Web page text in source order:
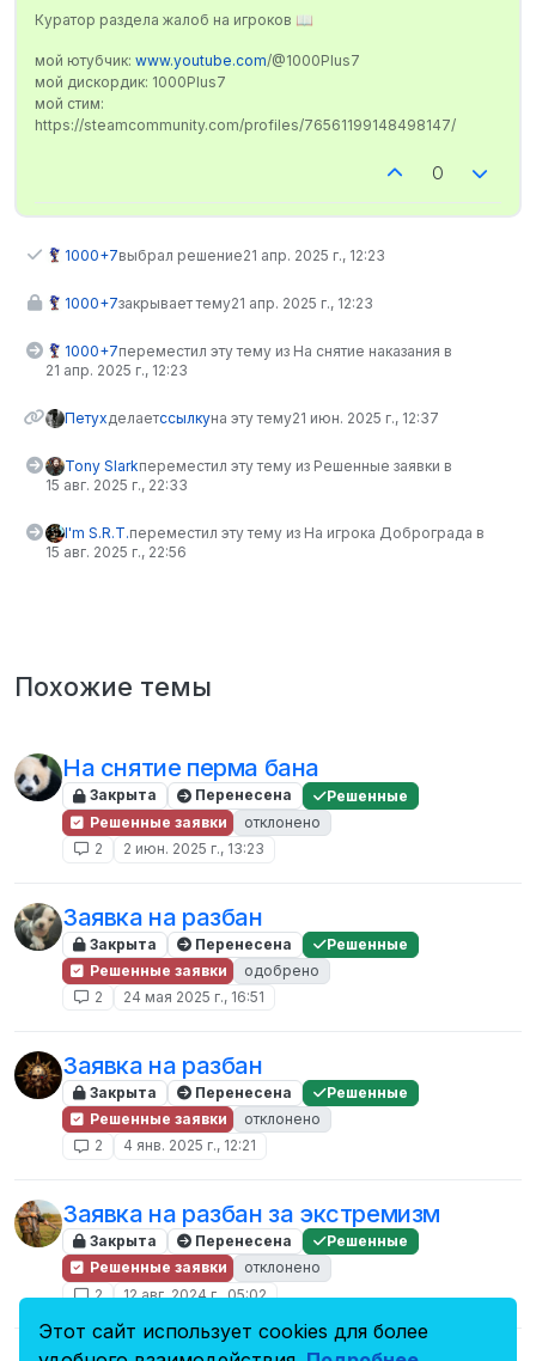
Куратор раздела жалоб на игроков 📖
мой ютубчик: www.youtube.com/@1000Plus7
мой дискордик: 1000Plus7
мой стим:
https://steamcommunity.com/profiles/76561199148498147/
0
1000+7выбрал решение21 апр. 2025 г., 12:23
1000+7закрывает тему21 апр. 2025 г., 12:23
1000+7переместил эту тему из На снятие наказания в
21 апр. 2025 г., 12:23
Петухделаетссылкуна эту тему21 июн. 2025 г., 12:37
Tony Slarkпереместил эту тему из Решенные заявки в
15 авг. 2025 г., 22:33
I'm S.R.T.переместил эту тему из На игрока Доброграда в
15 авг. 2025 г., 22:56
Похожие темы
На снятие перма бана
Закрыта Перенесена
Решенные
Решенные заявки
отклонено
2
2 июн. 2025 г., 13:23
Заявка на разбан
Закрыта Перенесена
Решенные
Решенные заявки
одобрено
2
24 мая 2025 г., 16:51
Заявка на разбан
Закрыта Перенесена
Решенные
Решенные заявки
отклонено
2
4 янв. 2025 г., 12:21
Заявка на разбан за экстремизм
Закрыта Перенесена
Решенные
Решенные заявки
отклонено
2
12 авг. 2024 г., 05:02
Этот сайт использует cookies для более